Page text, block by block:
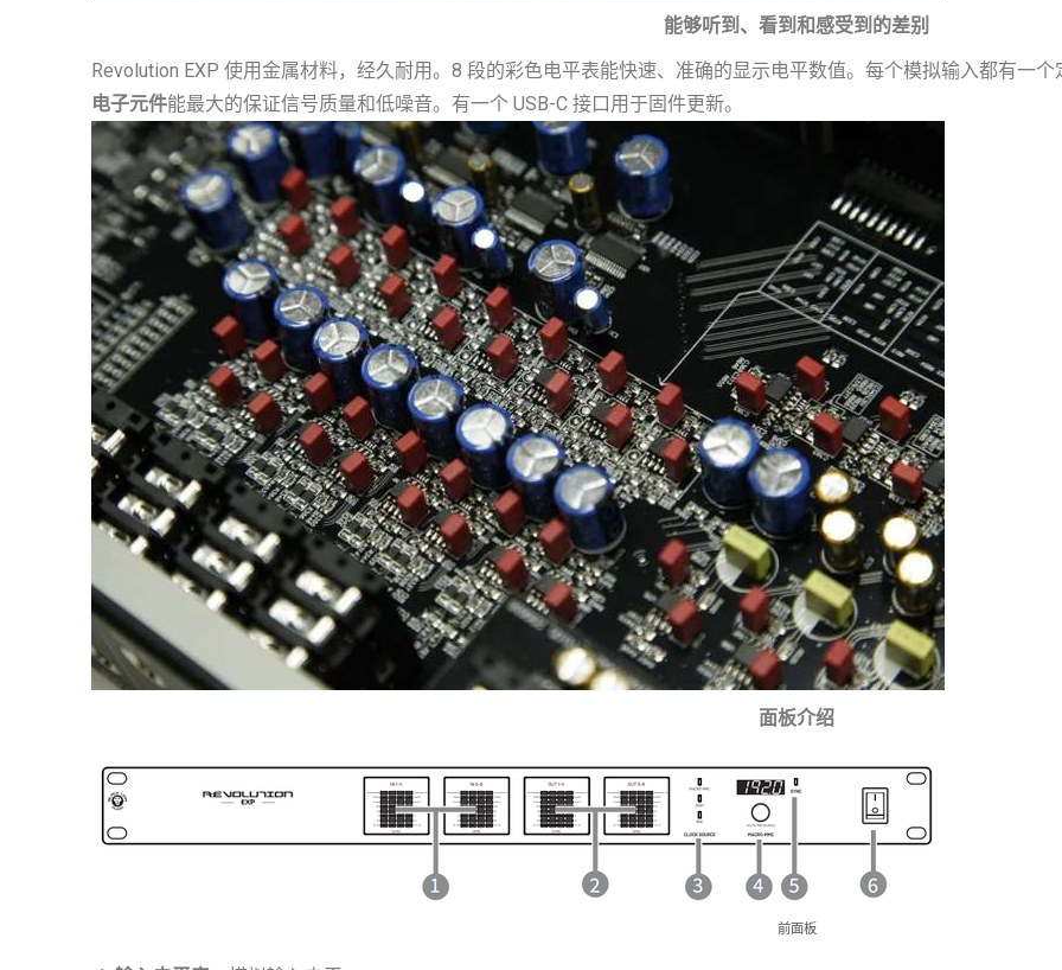
能够听到、看到和感受到的差别
Revolution EXP 使用金属材料，经久耐用。8 段的彩色电平表能快速、准确的显示电平数值。每个模拟输入都有一个
电子元件能最大的保证信号质量和低噪音。有一个 USB-C 接口用于固件更新。
面板介绍
前面板